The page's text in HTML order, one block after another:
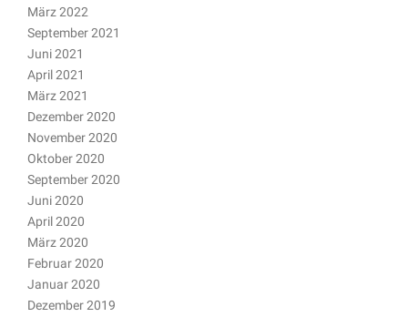
März 2022
September 2021
Juni 2021
April 2021
März 2021
Dezember 2020
November 2020
Oktober 2020
September 2020
Juni 2020
April 2020
März 2020
Februar 2020
Januar 2020
Dezember 2019